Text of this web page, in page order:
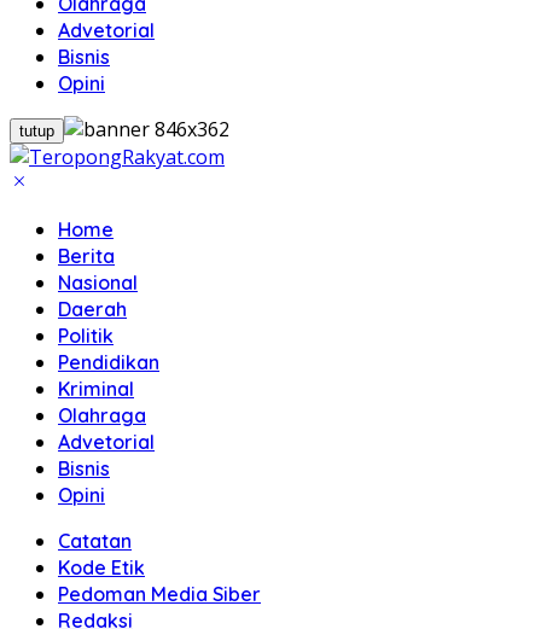
Advetorial
Bisnis
Opini
tutup
Home
Berita
Nasional
Daerah
Politik
Pendidikan
Kriminal
Olahraga
Advetorial
Bisnis
Opini
Catatan
Kode Etik
Pedoman Media Siber
Redaksi